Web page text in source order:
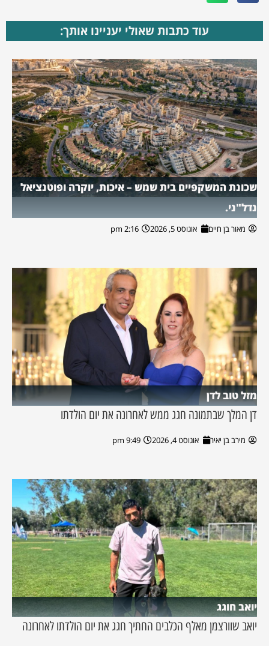
עוד כתבות שאולי יעניינו אותך:
שכונת המשקפיים בית שמש – איכות, יוקרה ופוטנציאל
נדל"ני.
מאור בן חיים אוגוסט 5, 2026 2:16 pm
מזל טוב לדן
דן המלך שבתמונה חגג ממש לאחרונה את יום הולדתו
מירב בן יאיר אוגוסט 4, 2026 9:49 pm
יואב חוגג
יואב שוורצמן מאלף הכלבים החתיך חגג את יום הולדתו לאחרונה